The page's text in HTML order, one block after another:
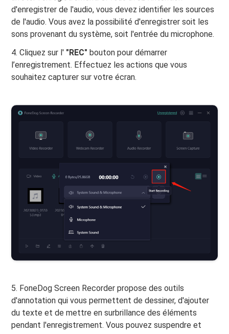
d'enregistrer de l'audio, vous devez identifier les sources
de l'audio. Vous avez la possibilité d'enregistrer soit les
sons provenant du système, soit l'entrée du microphone.
4. Cliquez sur l' "REC" bouton pour démarrer
l’enregistrement. Effectuez les actions que vous
souhaitez capturer sur votre écran.
5. FoneDog Screen Recorder propose des outils
d'annotation qui vous permettent de dessiner, d'ajouter
du texte et de mettre en surbrillance des éléments
pendant l'enregistrement. Vous pouvez suspendre et